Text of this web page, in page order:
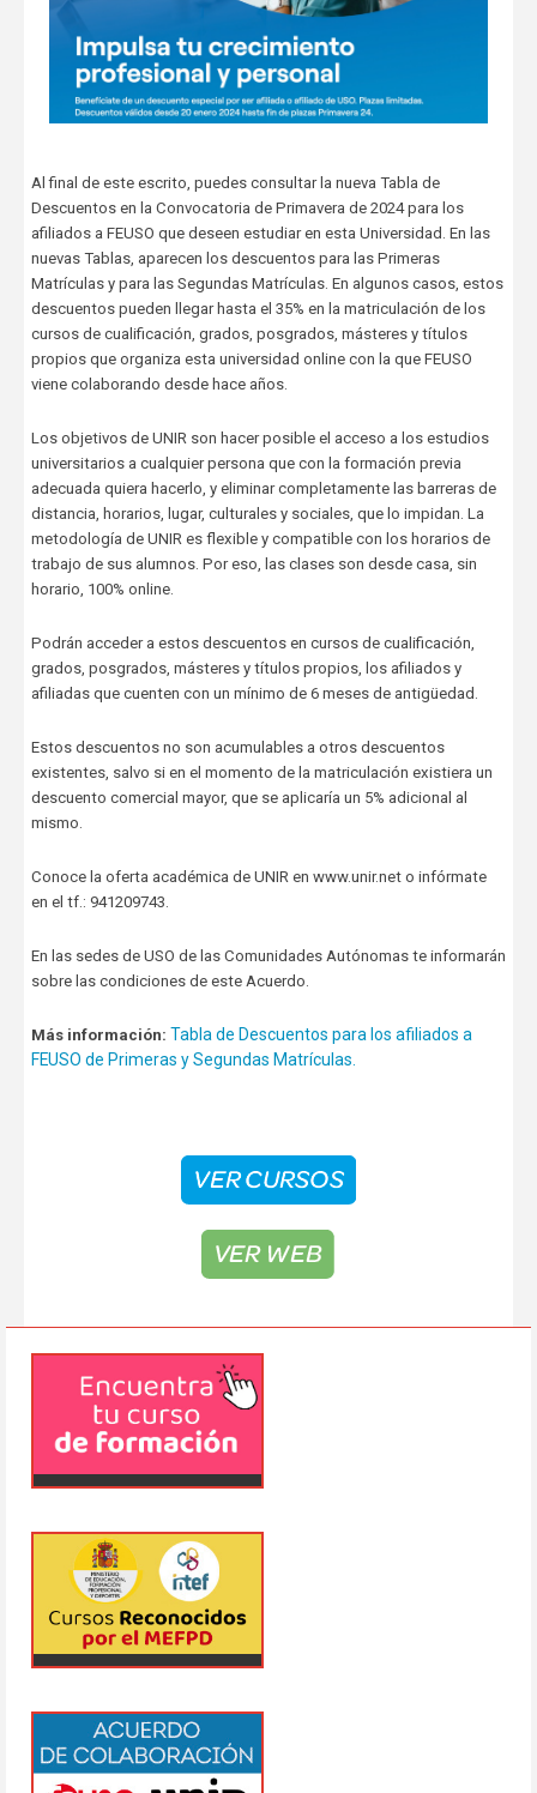
Al final de este escrito, puedes consultar la nueva Tabla de
Descuentos en la Convocatoria de Primavera de 2024 para los
afiliados a FEUSO que deseen estudiar en esta Universidad. En las
nuevas Tablas, aparecen los descuentos para las Primeras
Matrículas y para las Segundas Matrículas. En algunos casos, estos
descuentos pueden llegar hasta el 35% en la matriculación de los
cursos de cualificación, grados, posgrados, másteres y títulos
propios que organiza esta universidad online con la que FEUSO
viene colaborando desde hace años.
Los objetivos de UNIR son hacer posible el acceso a los estudios
universitarios a cualquier persona que con la formación previa
adecuada quiera hacerlo, y eliminar completamente las barreras de
distancia, horarios, lugar, culturales y sociales, que lo impidan. La
metodología de UNIR es flexible y compatible con los horarios de
trabajo de sus alumnos. Por eso, las clases son desde casa, sin
horario, 100% online.
Podrán acceder a estos descuentos en cursos de cualificación,
grados, posgrados, másteres y títulos propios, los afiliados y
afiliadas que cuenten con un mínimo de 6 meses de antigüedad.
Estos descuentos no son acumulables a otros descuentos
existentes, salvo si en el momento de la matriculación existiera un
descuento comercial mayor, que se aplicaría un 5% adicional al
mismo.
Conoce la oferta académica de UNIR en www.unir.net o infórmate
en el tf.: 941209743.
En las sedes de USO de las Comunidades Autónomas te informarán
sobre las condiciones de este Acuerdo.
Más información: Tabla de Descuentos para los afiliados a
FEUSO de Primeras y Segundas Matrículas.